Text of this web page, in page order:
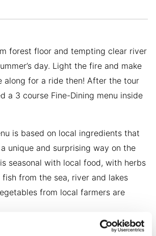
forest floor and tempting clear river
day. Light the fire and make
along for a ride then! After the tour
a 3 course Fine-Dining menu inside
is based on local ingredients that
unique and surprising way on the
seasonal with local food, with herbs
from the sea, river and lakes
from local farmers are